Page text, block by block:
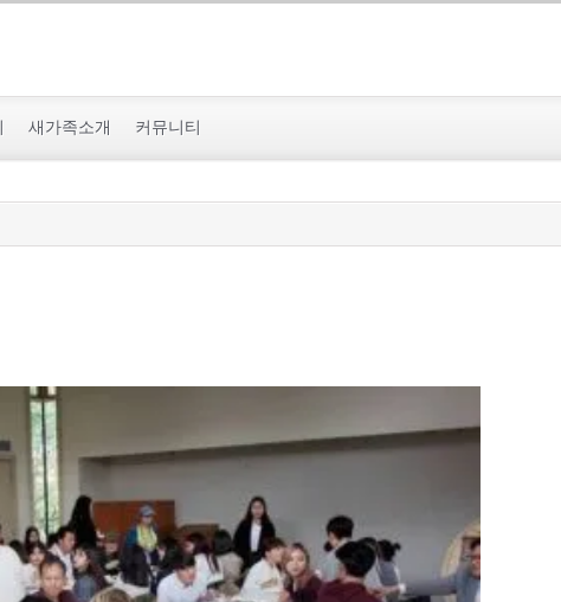
새가족소개 커뮤니티